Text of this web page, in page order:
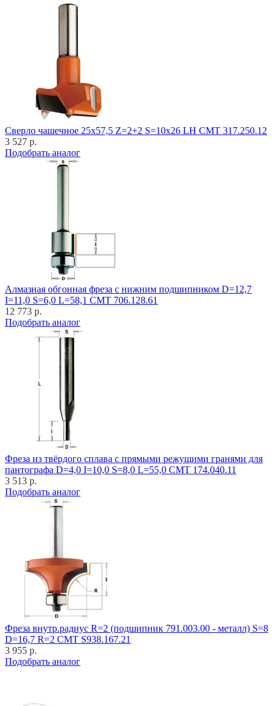
Cверло чашечное 25x57,5 Z=2+2 S=10x26 LH CMT 317.250.12
3 527 р.
Подобрать аналог
Алмазная обгонная фреза с нижним подшипником D=12,7
I=11,0 S=6,0 L=58,1 CMT 706.128.61
12 773 р.
Подобрать аналог
Фреза из твёрдого сплава с прямыми режущими гранями для
пантографа D=4,0 I=10,0 S=8,0 L=55,0 CMT 174.040.11
3 513 р.
Подобрать аналог
Фреза внутр.радиус R=2 (подшипник 791.003.00 - металл) S=8
D=16,7 R=2 CMT S938.167.21
3 955 р.
Подобрать аналог